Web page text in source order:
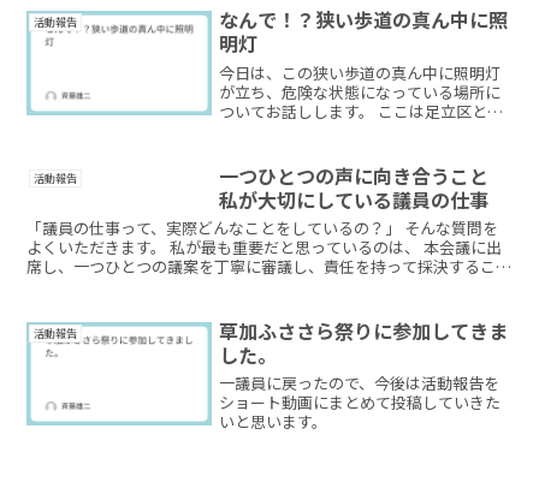
れると、街並みや歴史、文化の魅力を肌
で感じられます。 今回...
活動報告
なんで！？狭い歩道の真ん中に照
明灯
今日は、この狭い歩道の真ん中に照明灯
が立ち、危険な状態になっている場所に
ついてお話しします。 ここは足立区と埼
メートル進んだ地点です。 幅1メートルほ
どの歩道のど...
活動報告
一つひとつの声に向き合うこと
私が大切にしている議員の仕事
「議員の仕事って、実際どんなことをしているの？」 そんな質問を
よくいただきます。 私が最も重要だと思っているのは、 本会議に出
席し、一つひとつの議案を丁寧に審議し、責任を持って採決すること
活動報告
草加ふささら祭りに参加してきま
した。
一議員に戻ったので、今後は活動報告を
ショート動画にまとめて投稿していきた
いと思います。